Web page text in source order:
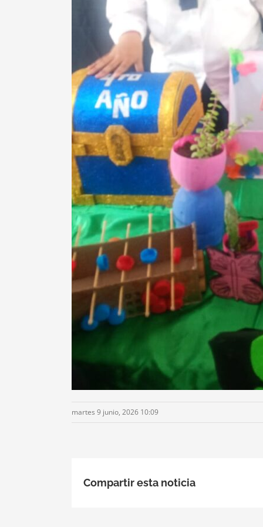
martes 9 junio, 2026 10:09
Compartir esta noticia